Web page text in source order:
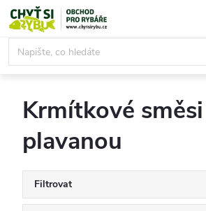
Přejít
na
obsah
Krmítkové směsi
Krmítkové
plavanou
Filtrovat